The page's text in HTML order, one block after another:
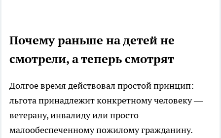
Почему раньше на детей не
смотрели, а теперь смотрят
Долгое время действовал простой принцип:
льгота принадлежит конкретному человеку —
ветерану, инвалиду или просто
малообеспеченному пожилому гражданину.